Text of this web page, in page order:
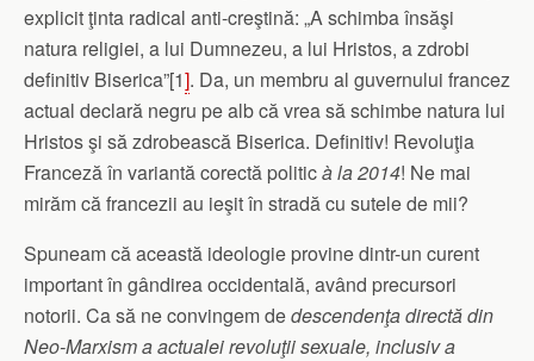
explicit ţinta radical anti-creştină: „A schimba însăşi
natura religiei, a lui Dumnezeu, a lui Hristos, a zdrobi
definitiv Biserica”[1]. Da, un membru al guvernului francez
actual declară negru pe alb că vrea să schimbe natura lui
Hristos şi să zdrobească Biserica. Definitiv! Revoluţia
Franceză în variantă corectă politicà la 2014! Ne mai
mirăm că francezii au ieşit în stradă cu sutele de mii?
Spuneam că această ideologie provine dintr-un curent
important în gândirea occidentală, având precursori
notorii. Ca să ne convingem dedescendenţa directă din
Neo-Marxism a actualei revoluţii sexuale, inclusiv a